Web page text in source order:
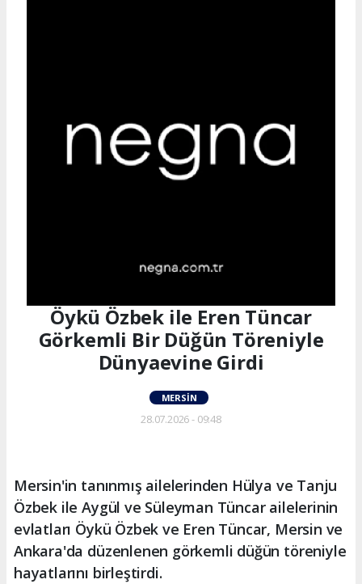
Öykü Özbek ile Eren Tüncar
Görkemli Bir Düğün Töreniyle
Dünyaevine Girdi
MERSIN
28.07.2026 - 09:48
Mersin'in tanınmış ailelerinden Hülya ve Tanju
Özbek ile Aygül ve Süleyman Tüncar ailelerinin
evlatları Öykü Özbek ve Eren Tüncar, Mersin ve
Ankara'da düzenlenen görkemli düğün töreniyle
hayatlarını birleştirdi.